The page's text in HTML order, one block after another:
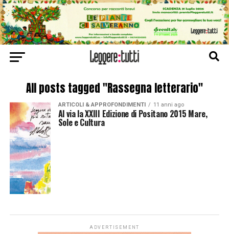
All posts tagged "Rassegna letterario"
ARTICOLI & APPROFONDIMENTI 11 anni ago
Al via la XXIII Edizione di Positano 2015 Mare,
Sole e Cultura
ADVERTISEMENT